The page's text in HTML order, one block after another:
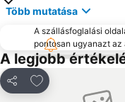
Több mutatása
A szállásfoglalási
pontosan ugyanazt
A legjobb
Megosztás
Hozzáadás a